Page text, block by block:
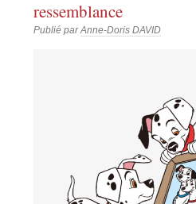
ressemblance
Publié parAnne-Doris DAVID